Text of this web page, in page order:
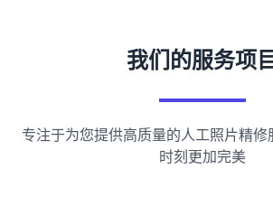
我们的服务项目
专注于为您提供高质量的人工照片精
时刻更加完美